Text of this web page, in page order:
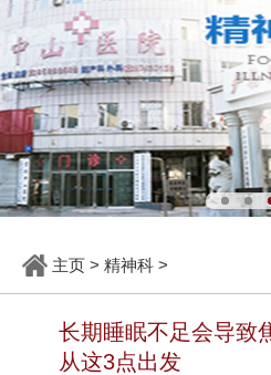
主页> 精神科>
长期睡眠不足会导致
从这3点出发